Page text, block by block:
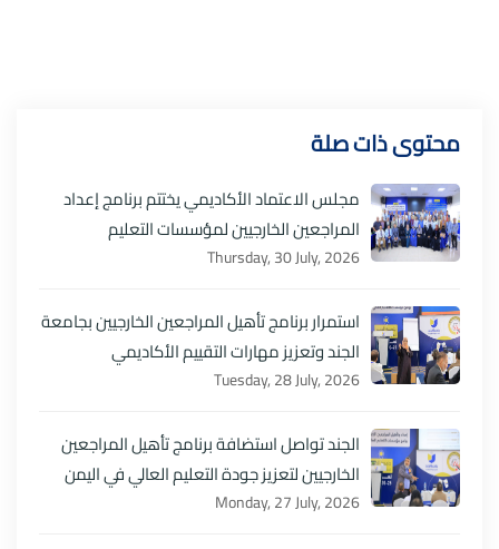
محتوى ذات صلة
مجلس الاعتماد الأكاديمي يختتم برنامج إعداد
المراجعين الخارجيين لمؤسسات التعليم
Thursday, 30 July, 2026
استمرار برنامج تأهيل المراجعين الخارجيين بجامعة
الجند وتعزيز مهارات التقييم الأكاديمي
Tuesday, 28 July, 2026
الجند تواصل استضافة برنامج تأهيل المراجعين
الخارجيين لتعزيز جودة التعليم العالي في اليمن
Monday, 27 July, 2026